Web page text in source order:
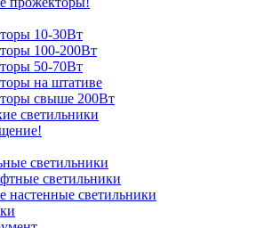
10-30Вт
100-200Вт
50-70Вт
на штативе
свыше 200Вт
светильники
светильники
светильники
настенные светильники